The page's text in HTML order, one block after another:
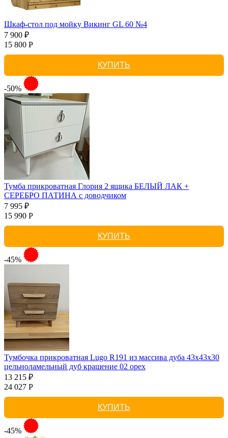
Шкаф-стол под мойку Викинг GL 60 №4
7 900 ₽
15 800 Р
КУПИТЬ
-50%
Тумба прикроватная Глория 2 ящика БЕЛЫЙ ЛАК +
СЕРЕБРО ПАТИНА с доводчиком
7 995 ₽
15 990 Р
КУПИТЬ
-45%
Тумбочка прикроватная Lugo R191 из массива дуба 43х43х30
цельноламельный дуб крашение 02 орех
13 215 ₽
24 027 Р
КУПИТЬ
-45%